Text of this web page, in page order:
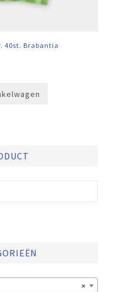
40st. Brabantia
×